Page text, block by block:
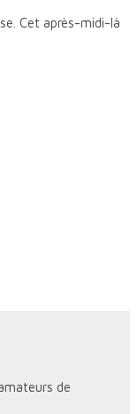
Cet après-midi-là
de